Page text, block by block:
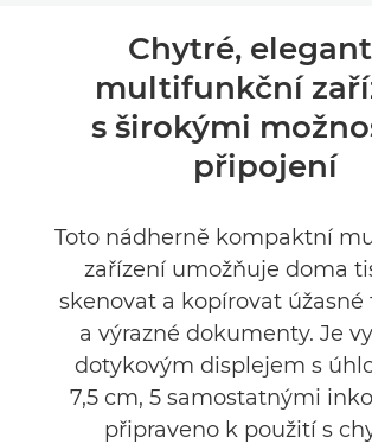
Specifikace
Chytré,
multifunkční
s širokými
připojení
Toto nádherně kompaktní
zařízení umožňuje doma
skenovat a kopírovat úžasné
a výrazné dokumenty. Je
dotykovým displejem s
7,5 cm, 5 samostatnými
připraveno k použití s